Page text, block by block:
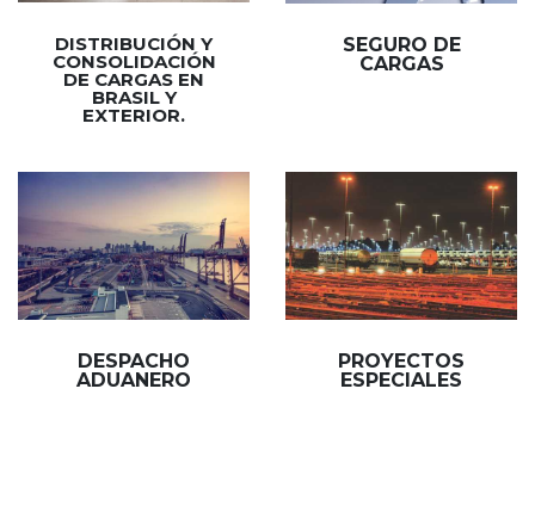
DISTRIBUCIÓN Y
CONSOLIDACIÓN
DE CARGAS EN
BRASIL Y
EXTERIOR.
SEGURO DE
CARGAS
DESPACHO
ADUANERO
PROYECTOS
ESPECIALES